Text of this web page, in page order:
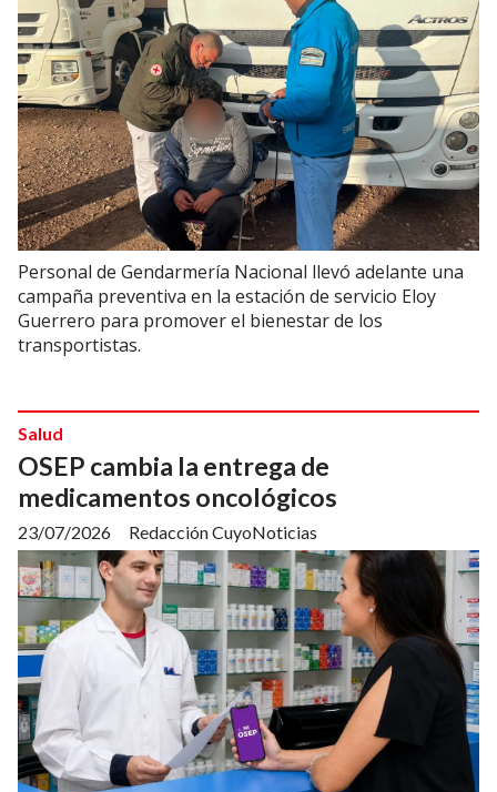
Personal de Gendarmería Nacional llevó adelante una
campaña preventiva en la estación de servicio Eloy
Guerrero para promover el bienestar de los
transportistas.
OSEP cambia la entrega de
medicamentos oncológicos
Redacción CuyoNoticias
Salud
23/07/2026